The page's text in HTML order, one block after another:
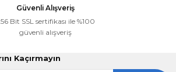
Güvenli Alışveriş
Bit SSL sertifikası ile %100
güvenli alışveriş
Kaçırmayın